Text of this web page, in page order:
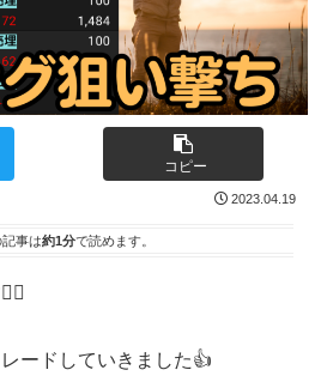
コピー
2023.04.19
記事は約1分で読めます。
ードしていきました👍